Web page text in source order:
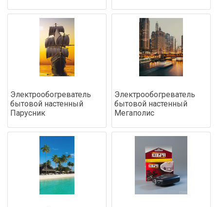
Электрообогреватель
бытовой настенный
Парусник
Электрообогреватель
бытовой настенный
Мегаполис